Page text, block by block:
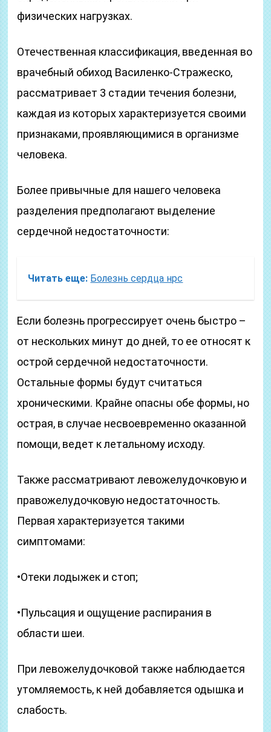
физических нагрузках.
Отечественная классификация, введенная во
врачебный обиход Василенко-Стражеско,
рассматривает 3 стадии течения болезни,
каждая из которых характеризуется своими
признаками, проявляющимися в организме
человека.
Более привычные для нашего человека
разделения предполагают выделение
сердечной недостаточности:
Читать еще: Болезнь сердца нрс
Если болезнь прогрессирует очень быстро –
от нескольких минут до дней, то ее относят к
острой сердечной недостаточности.
Остальные формы будут считаться
хроническими. Крайне опасны обе формы, но
острая, в случае несвоевременно оказанной
помощи, ведет к летальному исходу.
Также рассматривают левожелудочковую и
правожелудочковую недостаточность.
Первая характеризуется такими
симптомами:
•Отеки лодыжек и стоп;
•Пульсация и ощущение распирания в
области шеи.
При левожелудочковой также наблюдается
утомляемость, к ней добавляется одышка и
слабость.